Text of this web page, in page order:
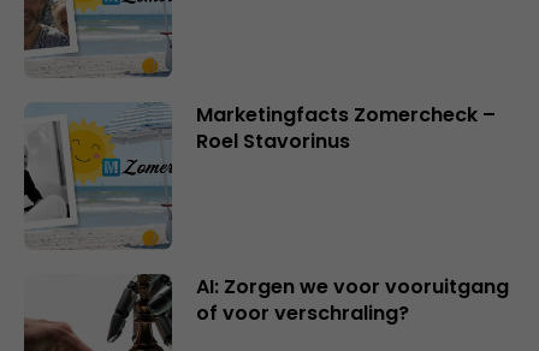
Marketingfacts Zomercheck –
Roel Stavorinus
AI: Zorgen we voor vooruitgang
of voor verschraling?